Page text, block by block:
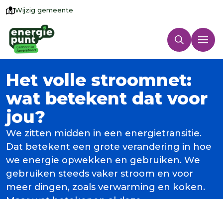
Wijzig gemeente
Het volle stroomnet:
wat betekent dat voor
jou?
We zitten midden in een energietransitie.
Dat betekent een grote verandering in hoe
we energie opwekken en gebruiken. We
gebruiken steeds vaker stroom en voor
meer dingen, zoals verwarming en koken.